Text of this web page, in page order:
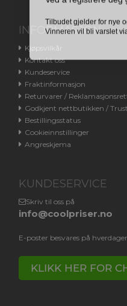
INFORMASJON
Kjøpsvilkår
Kontakt oss
Kundeservice
Fraktinformasjon
Returvarer /
Godkjent nettbutikken /
Bestillingsstatus
Cookieinnstillinger
Angreskjema
KUNDESERVICE
Skriv til oss på
info@coolpriser.no
E-poster besvares på
KLIKK HER FOR
Tilbudet gjelder for nye
Vinneren vil bli varslet